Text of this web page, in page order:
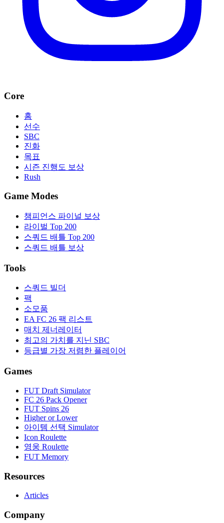
Core
홈
선수
SBC
진화
목표
시즌 진행도 보상
Rush
Game Modes
챔피언스 파이널 보상
라이벌 Top 200
스쿼드 배틀 Top 200
스쿼드 배틀 보상
Tools
스쿼드 빌더
팩
소모품
EA FC 26 팩 리스트
매치 제너레이터
최고의 가치를 지닌 SBC
등급별 가장 저렴한 플레이어
Games
FUT Draft Simulator
FC 26 Pack Opener
FUT Spins 26
Higher or Lower
아이템 선택 Simulator
Icon Roulette
영웅 Roulette
FUT Memory
Resources
Articles
Company